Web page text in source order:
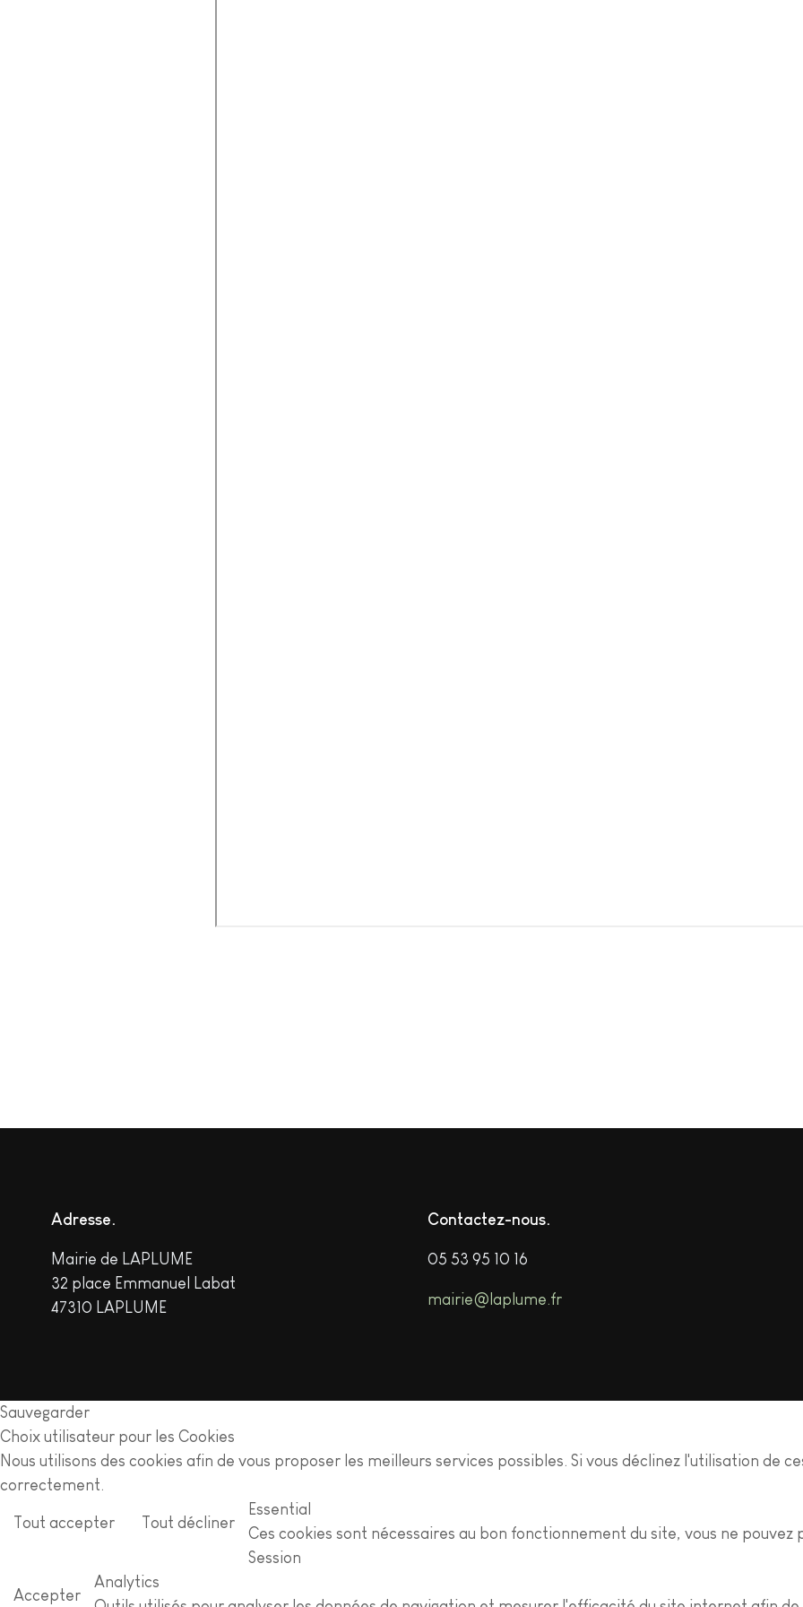
Adresse
Mairie de LAPLUME
32 place Emmanuel Labat
47310 LAPLUME
Contactez-nous
05 53 95 10 16
mairie@laplume.fr
Sauvegarder
Choix utilisateur pour les Cookies
Nous utilisons des cookies afin de vous proposer les meilleurs services possibles. Si vous déclinez l'utilisation de
correctement.
Tout accepter Tout décliner
Essential
Ces cookies sont nécessaires au bon fonctionnement du site, vous ne pouvez
Session
Accepter
Analytics